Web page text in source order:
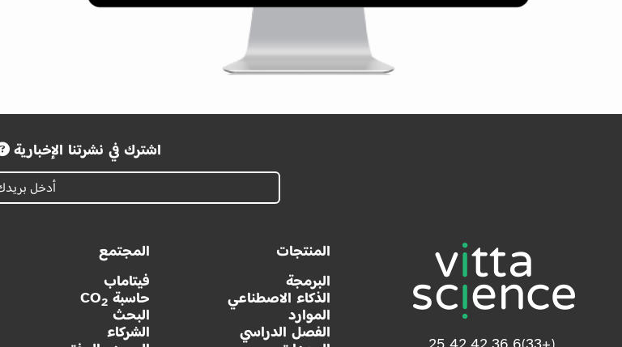
اشترك في نشرتنا الإخبارية
المنتجات
البرمجة
الذكاء الاصطناعي
الموارد
الفصل الدراسي
المجتمع
فيتاماب
حاسبة CO2
البحث
الشركاء